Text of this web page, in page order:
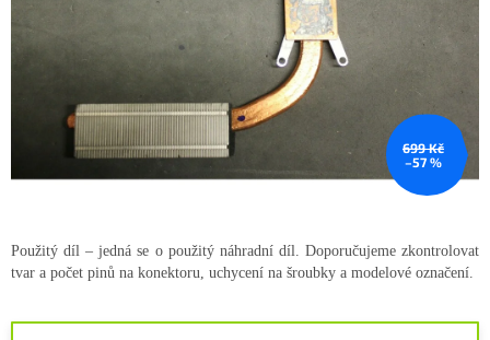
699 Kč
–57 %
Použitý díl – jedná se o použitý náhradní díl. Doporučujeme zkontrolovat
tvar a počet pinů na konektoru, uchycení na šroubky a modelové označení.